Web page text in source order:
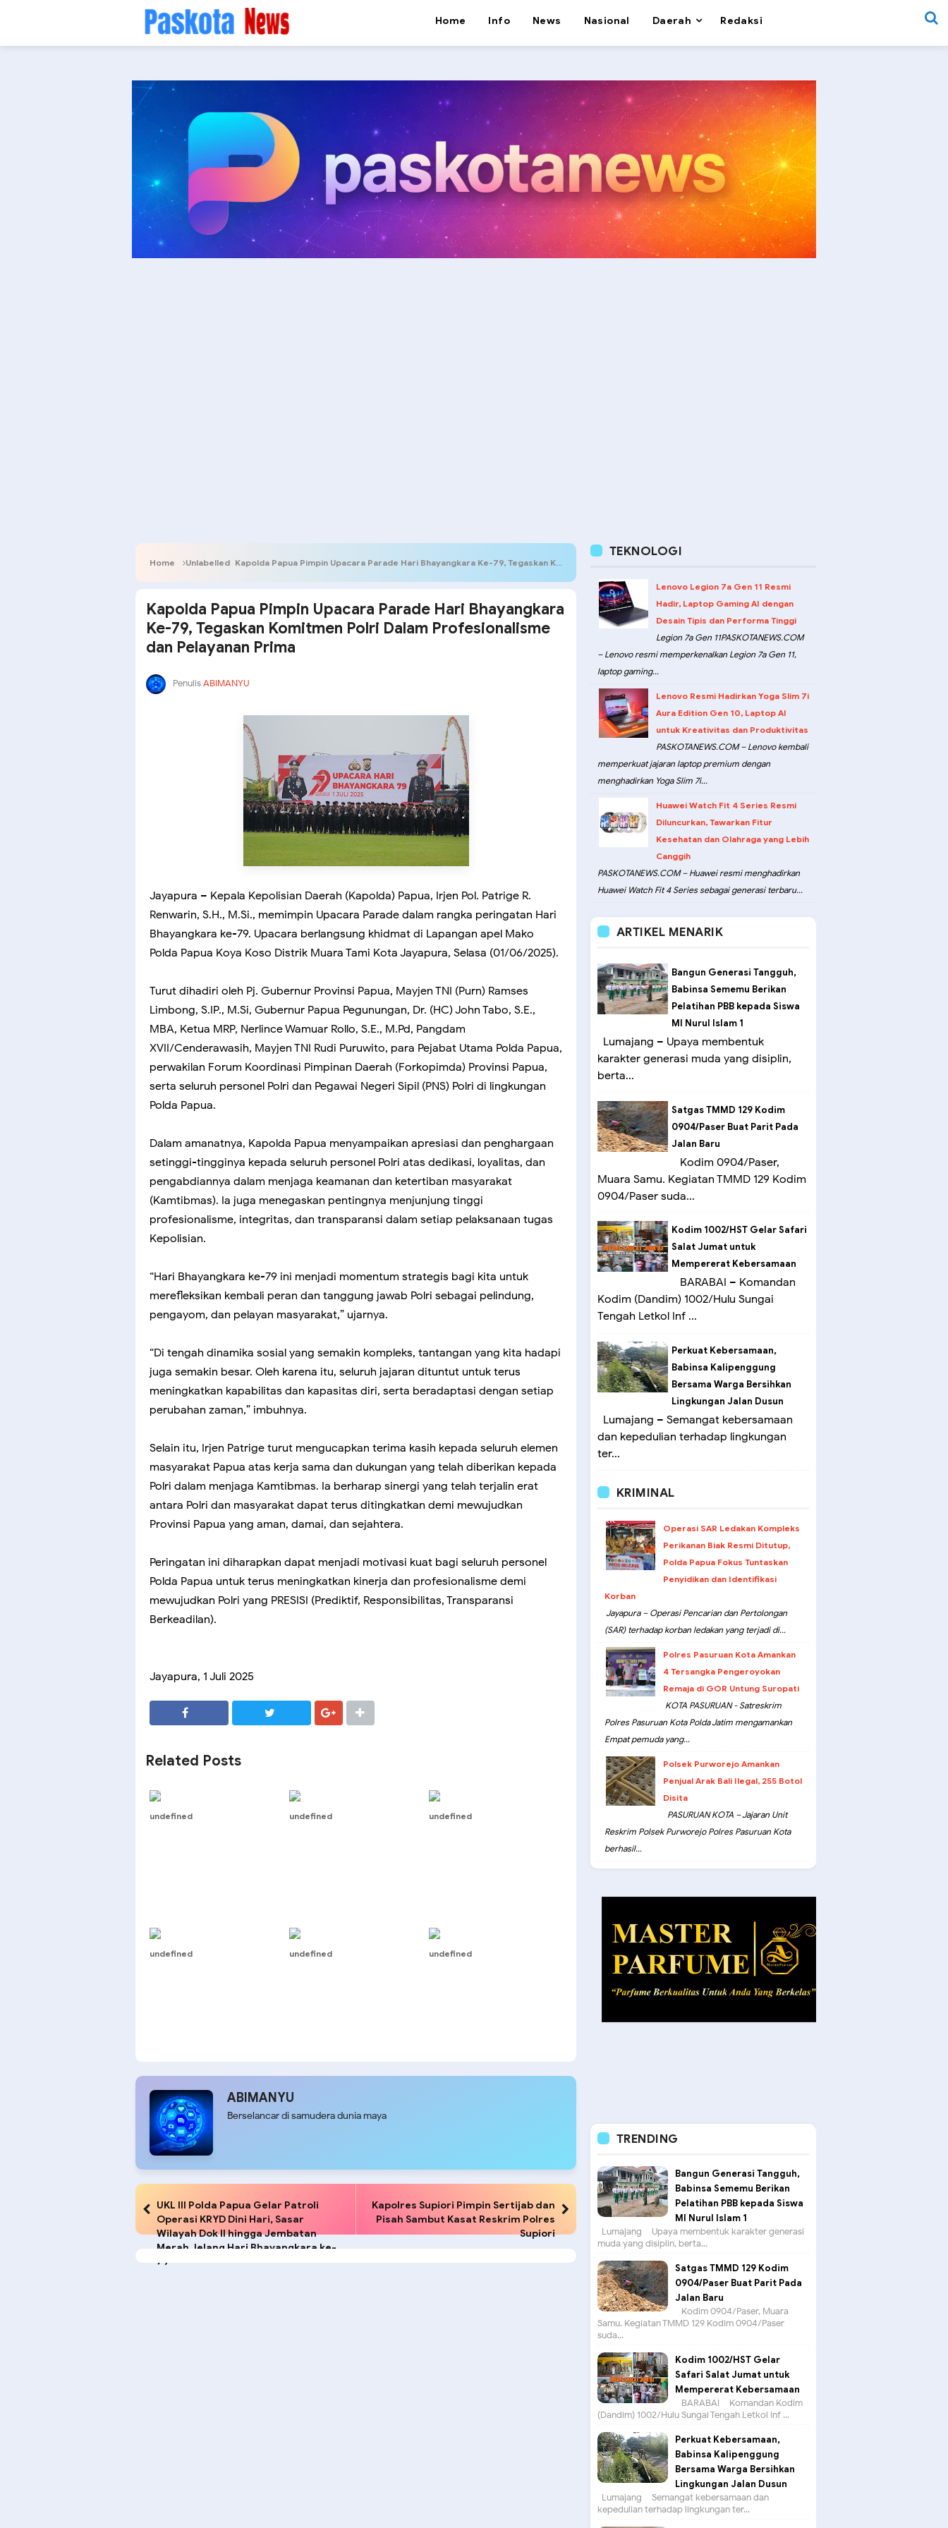
Home Info News Nasional Daerah Redaksi
Home Unlabelled Kapolda Papua Pimpin Upacara Parade Hari Bhayangkara Ke-79, Tegaskan Komitmen Polri Dalam Profesionalisme dan Pelayanan Prima
Kapolda Papua Pimpin Upacara Parade Hari Bhayangkara
Ke-79, Tegaskan Komitmen Polri Dalam Profesionalisme
dan Pelayanan Prima
PenulisABIMANYU
Jayapura – Kepala Kepolisian Daerah (Kapolda) Papua, Irjen Pol. Patrige R.
Renwarin, S.H., M.Si., memimpin Upacara Parade dalam rangka peringatan Hari
Bhayangkara ke-79. Upacara berlangsung khidmat di Lapangan apel Mako
Polda Papua Koya Koso Distrik Muara Tami Kota Jayapura, Selasa (01/06/2025).
Turut dihadiri oleh Pj. Gubernur Provinsi Papua, Mayjen TNI (Purn) Ramses
Limbong, S.IP., M.Si, Gubernur Papua Pegunungan, Dr. (HC) John Tabo, S.E.,
MBA, Ketua MRP, Nerlince Wamuar Rollo, S.E., M.Pd, Pangdam
XVII/Cenderawasih, Mayjen TNI Rudi Puruwito, para Pejabat Utama Polda Papua,
perwakilan Forum Koordinasi Pimpinan Daerah (Forkopimda) Provinsi Papua,
serta seluruh personel Polri dan Pegawai Negeri Sipil (PNS) Polri di lingkungan
Polda Papua.
Dalam amanatnya, Kapolda Papua menyampaikan apresiasi dan penghargaan
setinggi-tingginya kepada seluruh personel Polri atas dedikasi, loyalitas, dan
pengabdiannya dalam menjaga keamanan dan ketertiban masyarakat
(Kamtibmas). Ia juga menegaskan pentingnya menjunjung tinggi
profesionalisme, integritas, dan transparansi dalam setiap pelaksanaan tugas
Kepolisian.
“Hari Bhayangkara ke-79 ini menjadi momentum strategis bagi kita untuk
merefleksikan kembali peran dan tanggung jawab Polri sebagai pelindung,
pengayom, dan pelayan masyarakat,” ujarnya.
“Di tengah dinamika sosial yang semakin kompleks, tantangan yang kita hadapi
juga semakin besar. Oleh karena itu, seluruh jajaran dituntut untuk terus
meningkatkan kapabilitas dan kapasitas diri, serta beradaptasi dengan setiap
perubahan zaman,” imbuhnya.
Selain itu, Irjen Patrige turut mengucapkan terima kasih kepada seluruh elemen
masyarakat Papua atas kerja sama dan dukungan yang telah diberikan kepada
Polri dalam menjaga Kamtibmas. Ia berharap sinergi yang telah terjalin erat
antara Polri dan masyarakat dapat terus ditingkatkan demi mewujudkan
Provinsi Papua yang aman, damai, dan sejahtera.
Peringatan ini diharapkan dapat menjadi motivasi kuat bagi seluruh personel
Polda Papua untuk terus meningkatkan kinerja dan profesionalisme demi
mewujudkan Polri yang PRESISI (Prediktif, Responsibilitas, Transparansi
Berkeadilan).
Jayapura, 1 Juli 2025
Related Posts
undefined undefined undefined
undefined undefined undefined
ABIMANYU
Berselancar di samudera dunia maya
UKL III Polda Papua Gelar Patroli
Operasi KRYD Dini Hari, Sasar
Wilayah Dok II hingga Jembatan
Merah Jelang Hari Bhayangkara ke-
79
Kapolres Supiori Pimpin Sertijab dan
Pisah Sambut Kasat Reskrim Polres
Supiori
TEKNOLOGI
Lenovo Legion 7a Gen 11 Resmi
Hadir, Laptop Gaming AI dengan
Desain Tipis dan Performa Tinggi
Legion 7a Gen 11PASKOTANEWS.COM
– Lenovo resmi memperkenalkan Legion 7a Gen 11,
laptop gaming...
Lenovo Resmi Hadirkan Yoga Slim 7i
Aura Edition Gen 10, Laptop AI
untuk Kreativitas dan Produktivitas
PASKOTANEWS.COM – Lenovo kembali
memperkuat jajaran laptop premium dengan
menghadirkan Yoga Slim 7i...
Huawei Watch Fit 4 Series Resmi
Diluncurkan, Tawarkan Fitur
Kesehatan dan Olahraga yang Lebih
Canggih
PASKOTANEWS.COM – Huawei resmi menghadirkan
Huawei Watch Fit 4 Series sebagai generasi terbaru...
ARTIKEL MENARIK
Bangun Generasi Tangguh,
Babinsa Sememu Berikan
Pelatihan PBB kepada Siswa
MI Nurul Islam 1
Lumajang – Upaya membentuk
karakter generasi muda yang disiplin,
berta...
Satgas TMMD 129 Kodim
0904/Paser Buat Parit Pada
Jalan Baru
Kodim 0904/Paser,
Muara Samu. Kegiatan TMMD 129 Kodim
0904/Paser suda...
Kodim 1002/HST Gelar Safari
Salat Jumat untuk
Mempererat Kebersamaan
BARABAI – Komandan
Kodim (Dandim) 1002/Hulu Sungai
Tengah Letkol Inf ...
Perkuat Kebersamaan,
Babinsa Kalipenggung
Bersama Warga Bersihkan
Lingkungan Jalan Dusun
Lumajang – Semangat kebersamaan
dan kepedulian terhadap lingkungan
ter...
KRIMINAL
Operasi SAR Ledakan Kompleks
Perikanan Biak Resmi Ditutup,
Polda Papua Fokus Tuntaskan
Penyidikan dan Identifikasi
Korban
Jayapura – Operasi Pencarian dan Pertolongan
(SAR) terhadap korban ledakan yang terjadi di...
Polres Pasuruan Kota Amankan
4 Tersangka Pengeroyokan
Remaja di GOR Untung Suropati
KOTA PASURUAN - Satreskrim
Polres Pasuruan Kota Polda Jatim mengamankan
Empat pemuda yang...
Polsek Purworejo Amankan
Penjual Arak Bali Ilegal, 255 Botol
Disita
PASURUAN KOTA – Jajaran Unit
Reskrim Polsek Purworejo Polres Pasuruan Kota
berhasil...
TRENDING
Bangun Generasi Tangguh,
Babinsa Sememu Berikan
Pelatihan PBB kepada Siswa
MI Nurul Islam 1
Lumajang – Upaya membentuk karakter generasi
muda yang disiplin, berta...
Satgas TMMD 129 Kodim
0904/Paser Buat Parit Pada
Jalan Baru
Kodim 0904/Paser, Muara
Samu. Kegiatan TMMD 129 Kodim 0904/Paser
suda...
Kodim 1002/HST Gelar
Safari Salat Jumat untuk
Mempererat Kebersamaan
BARABAI – Komandan Kodim
(Dandim) 1002/Hulu Sungai Tengah Letkol Inf ...
Perkuat Kebersamaan,
Babinsa Kalipenggung
Bersama Warga Bersihkan
Lingkungan Jalan Dusun
Lumajang – Semangat kebersamaan dan
kepedulian terhadap lingkungan ter...